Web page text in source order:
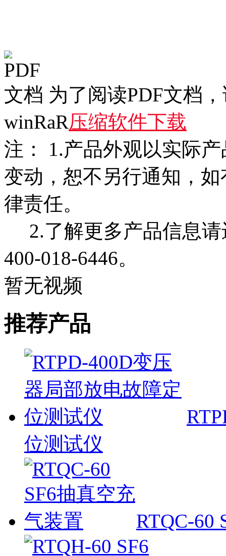
为了阅读PDF文档
winRaR压缩软件下载
注： 1.产品外观以实际
变动，恕不另行通知，
律责任。
2.了解更多产品信息请
400-018-6446。
暂无视频
推荐产品
位测试仪
RTQC-60